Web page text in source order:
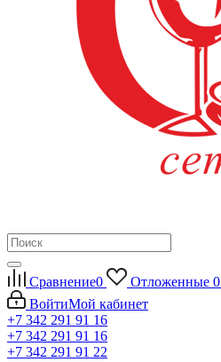
Сравнение0 Отложенные 0
ВойтиМой кабинет
+7 342 291 91 16
+7 342 291 91 16
+7 342 291 91 22